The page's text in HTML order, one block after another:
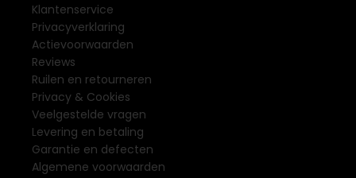
Klantenservice
Privacyverklaring
Actievoorwaarden
Reviews
Ruilen en retourneren
Privacy & Cookies
Veelgestelde vragen
Levering en betaling
Garantie en defecten
Algemene voorwaarden